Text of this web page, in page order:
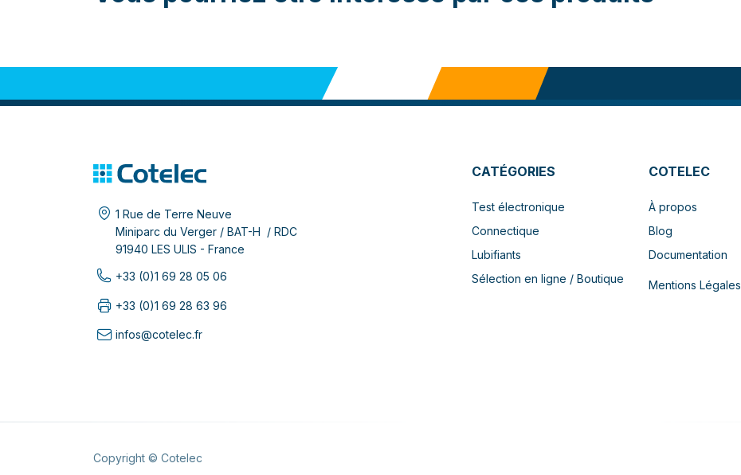
1 Rue de Terre Neuve
Miniparc du Verger / BAT-H / RDC
91940 LES ULIS - France
+33 (0)1 69 28 05 06
+33 (0)1 69 28 63 96
infos@cotelec.fr
CATÉGORIES
Test électronique
Connectique
Lubifiants
Sélection en ligne / Boutique
COTELEC
À propos
Blog
Documentation
Mentions Légales
Copyright © Cotelec